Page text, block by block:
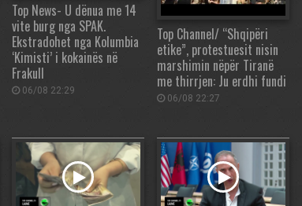
Top News- U dënua me 14
vite burg nga SPAK.
Ekstradohet nga Kolumbia
‘Kimisti’ i kokainës në
Frakull
06/08 22:29
Top Channel/ “Shqipëri
etike”, protestuesit nisin
marshimin nëpër Tiranë
me thirrjen: Ju erdhi fundi
06/08 22:27